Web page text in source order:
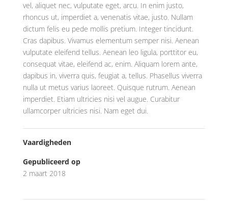
vel, aliquet nec, vulputate eget, arcu. In enim justo,
rhoncus ut, imperdiet a, venenatis vitae, justo. Nullam
dictum felis eu pede mollis pretium. Integer tincidunt.
Cras dapibus. Vivamus elementum semper nisi. Aenean
vulputate eleifend tellus. Aenean leo ligula, porttitor eu,
consequat vitae, eleifend ac, enim. Aliquam lorem ante,
dapibus in, viverra quis, feugiat a, tellus. Phasellus viverra
nulla ut metus varius laoreet. Quisque rutrum. Aenean
imperdiet. Etiam ultricies nisi vel augue. Curabitur
ullamcorper ultricies nisi. Nam eget dui.
Vaardigheden
Gepubliceerd op
2 maart 2018